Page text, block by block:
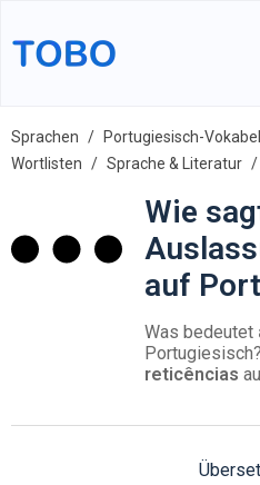
Sprachen
Portugiesisch-
Wortlisten
Sprache & Literatur
Wie
auf
Was bedeutet
reticências